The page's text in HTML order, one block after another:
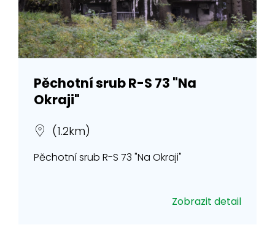
Pěchotní srub R-S 73 "Na
Okraji"
(1.2km)
Pěchotní srub R-S 73 "Na Okraji"
Zobrazit detail